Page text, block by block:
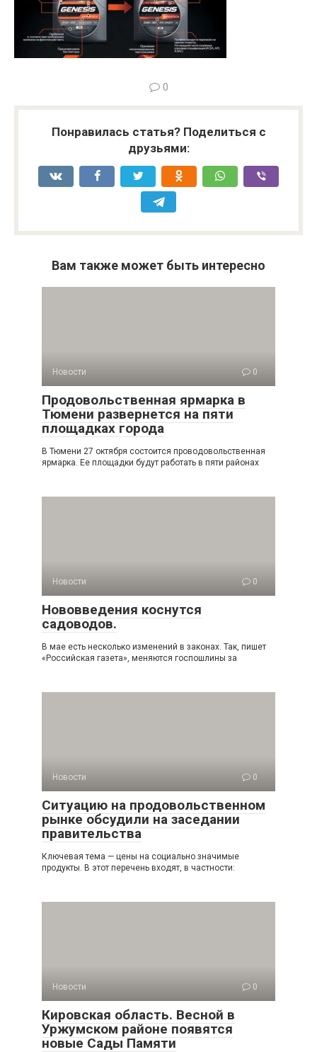
0
Понравилась статья? Поделиться с
друзьями:
Вам также может быть интересно
Новости 0
Продовольственная ярмарка в
Тюмени развернется на пяти
площадках города
В Тюмени 27 октября состоится проводовольственная
ярмарка. Ее площадки будут работать в пяти районах
Новости 0
Нововведения коснутся
садоводов.
В мае есть несколько изменений в законах. Так, пишет
«Российская газета», меняются госпошлины за
Новости 0
Ситуацию на продовольственном
рынке обсудили на заседании
правительства
Ключевая тема — цены на социально значимые
продукты. В этот перечень входят, в частности:
Новости 0
Кировская область. Весной в
Уржумском районе появятся
новые Сады Памяти